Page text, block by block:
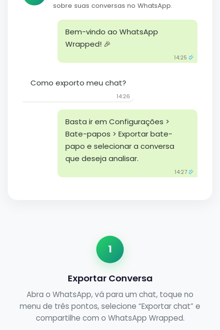
sobre suas conversas no WhatsApp.
Bem-vindo ao WhatsApp
Wrapped! 🎉
14:25
Como exporto meu chat?
14:26
Basta ir em Configurações >
Bate-papos > Exportar bate-
papo e selecionar a conversa
que deseja analisar.
14:27
1
Exportar Conversa
Abra o WhatsApp, vá para um chat, toque no
menu de três pontos, selecione “Exportar chat” e
compartilhe com o WhatsApp Wrapped.